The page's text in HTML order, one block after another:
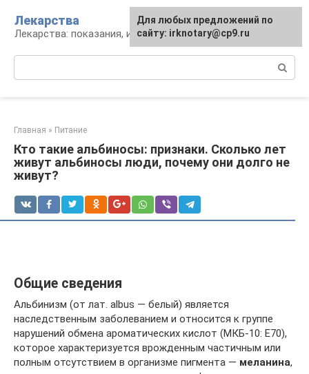
контенту
Лекарства
Лекарства: показания, инструкция, аналоги
Главная » Питание
Кто такие альбиносы: признаки. Сколько лет
живут альбиносы люди, почему они долго не
живут?
Общие сведения
Альбинизм (от лат. albus — белый) является
наследственным заболеванием и относится к группе
нарушений обмена ароматических кислот (МКБ-10: Е70),
которое характеризуется врожденным частичным или
полным отсутствием в организме пигмента — меланина,
Для любых предложений по
сайту: irknotary@cp9.ru